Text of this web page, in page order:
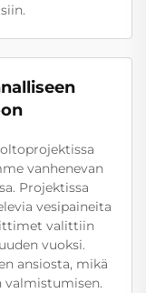
vanhenevan
Projektissa
vesipaineita
valittiin
vuoksi.
ansiosta, mikä